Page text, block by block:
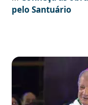
pelo Santuário